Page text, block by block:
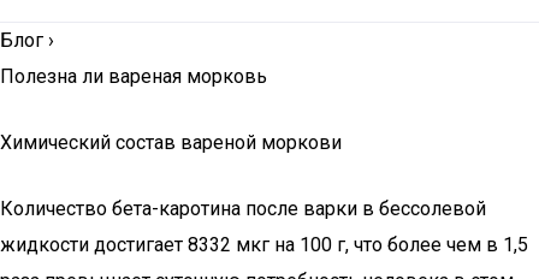
Блог ›
Полезна ли вареная морковь
Химический состав вареной моркови
Количество бета-каротина после варки в бессолевой
жидкости достигает 8332 мкг на 100 г, что более чем в 1,5